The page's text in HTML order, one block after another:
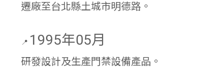
遷廠至台北縣土城市明德路。
📍 1995年05月
研發設計及生產門禁設備產品。